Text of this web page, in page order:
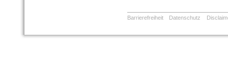
Barrierefreiheit Datenschutz